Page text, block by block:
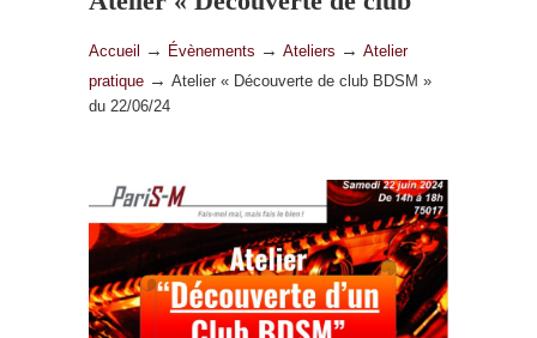
BDSM » du 22/06/24
Accueil → Évènements → Ateliers → Atelier
pratique → Atelier « Découverte de club BDSM »
du 22/06/24